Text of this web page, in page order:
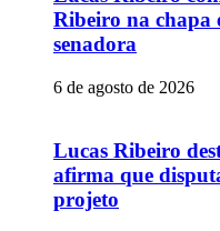
Ribeiro na chapa
senadora
6 de agosto de 2026
Lucas Ribeiro
afirma que
projeto